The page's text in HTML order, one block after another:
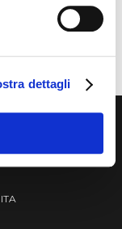
dettagli
Supply srl –
ITA